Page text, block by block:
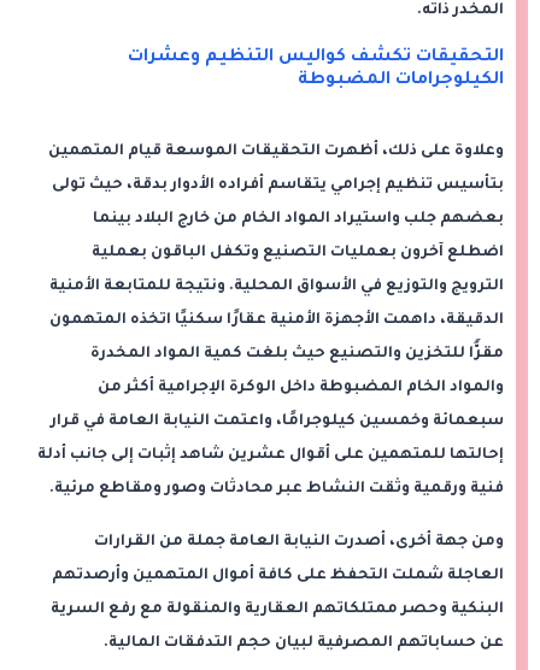
المخدر ذاته.
التحقيقات تكشف كواليس التنظيم وعشرات
الكيلوجرامات المضبوطة
وعلاوة على ذلك، أظهرت التحقيقات الموسعة قيام المتهمين
بتأسيس تنظيم إجرامي يتقاسم أفراده الأدوار بدقة، حيث تولى
بعضهم جلب واستيراد المواد الخام من خارج البلاد بينما
اضطلع آخرون بعمليات التصنيع وتكفل الباقون بعملية
الترويج والتوزيع في الأسواق المحلية. ونتيجة للمتابعة الأمنية
الدقيقة، داهمت الأجهزة الأمنية عقارًا سكنيًا اتخذه المتهمون
مقرًّا للتخزين والتصنيع حيث بلغت كمية المواد المخدرة
والمواد الخام المضبوطة داخل الوكرة الإجرامية أكثر من
سبعمائة وخمسين كيلوجرامًا، واعتمت النيابة العامة في قرار
إحالتها للمتهمين على أقوال عشرين شاهد إثبات إلى جانب أدلة
فنية ورقمية وثقت النشاط عبر محادثات وصور ومقاطع مرئية.
ومن جهة أخرى، أصدرت النيابة العامة جملة من القرارات
العاجلة شملت التحفظ على كافة أموال المتهمين وأرصدتهم
البنكية وحصر ممتلكاتهم العقارية والمنقولة مع رفع السرية
عن حساباتهم المصرفية لبيان حجم التدفقات المالية.